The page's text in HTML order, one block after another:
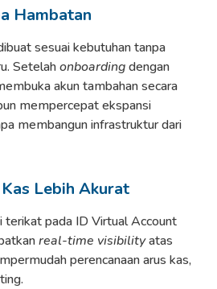
Hambatan
sesuai kebutuhan tanpa
Setelahonboardingdengan
akun tambahan secara
mempercepat ekspansi
membangun infrastruktur dari
Lebih Akurat
terikat pada ID Virtual Account
real-time visibilityatas
perencanaan arus kas,